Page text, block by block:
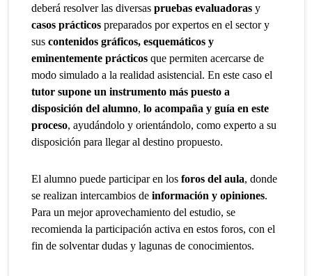
deberá resolver las diversaspruebas evaluadoras y
casos prácticospreparados por expertos en el sector y
suscontenidos gráficos, esquemáticos y
eminentemente prácticos que permiten acercarse de
modo simulado a la realidad asistencial. En este caso el
tutor supone un instrumento más puesto a
disposición del alumno,lo acompaña y guía en este
proceso, ayudándolo y orientándolo, como experto a su
disposición para llegar al destino propuesto.
El alumno puede participar en losforos del aula, donde
se realizan intercambios deinformación y opiniones.
Para un mejor aprovechamiento del estudio, se
recomienda la participación activa en estos foros, con el
fin de solventar dudas y lagunas de conocimientos.